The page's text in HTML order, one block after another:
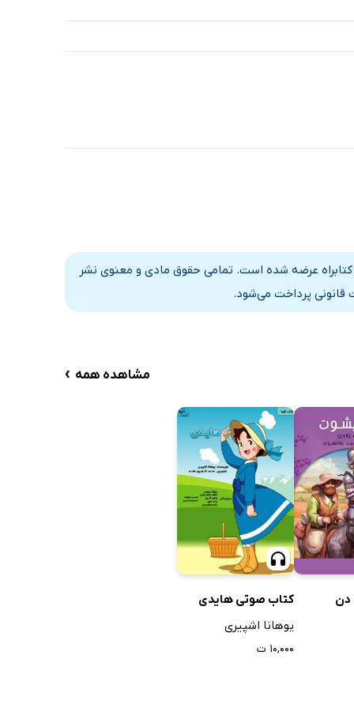
عرضه شده است. تمامی حقوق مادی و معنوی نشر
قانونی پرداخت می‌شود.
مشاهده همه ›
دن
کتاب صوتی هایدی
یوهانا اشپیری
۱۰,۰۰۰ ت